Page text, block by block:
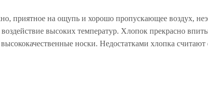
приятное на ощупь и хорошо пропускающее воздух,
высоких температур. Хлопок прекрасно
высококачественные носки. Недостатками хлопка